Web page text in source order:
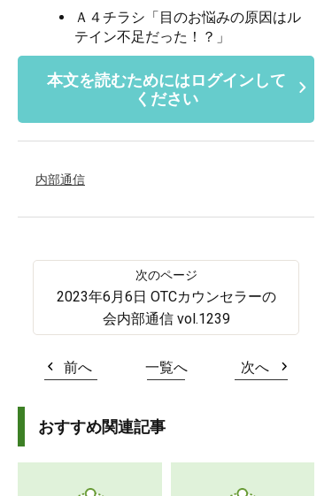
Ａ４チラシ「目のお悩みの原因はル
テイン不足だった！？」
本文を読むためにはログインして
ください
内部通信
2023年6月6日 OTCカウンセラーの
会内部通信 vol.1239
前へ 一覧へ 次へ
おすすめ関連記事